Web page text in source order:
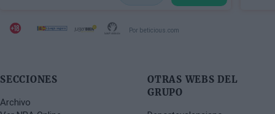
Por beticious.com
SECCIONES
Archivo
OTRAS WEBS DEL
GRUPO